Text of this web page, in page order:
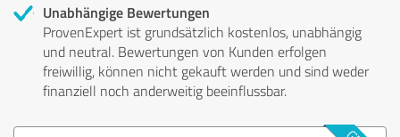
Unabhängige Bewertungen
ProvenExpert ist grundsätzlich kostenlos, unabhängig
und neutral. Bewertungen von Kunden erfolgen
freiwillig, können nicht gekauft werden und sind weder
finanziell noch anderweitig beeinflussbar.